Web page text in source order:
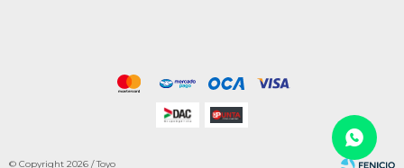
© Copyright 2026 / Toyo